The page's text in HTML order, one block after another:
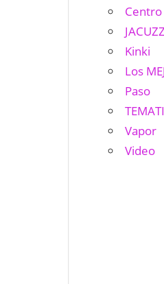
Centro
Kinki
Los
Paso
Vapor
Video